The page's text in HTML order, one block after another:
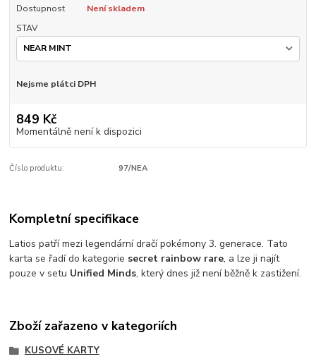
Dostupnost
Není skladem
STAV
Nejsme plátci DPH
849 Kč
Momentálně není k dispozici
Číslo produktu: 97/NEA
Kompletní specifikace
Latios patří mezi legendární dračí pokémony 3. generace. Tato
karta se řadí do kategorie secret rainbow rare, a lze ji najít
pouze v setu Unified Minds, který dnes již není běžně k zastižení.
Zboží zařazeno v kategoriích
KUSOVÉ KARTY